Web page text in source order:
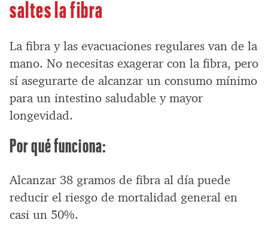
saltes la fibra
La fibra y las evacuaciones regulares van de la
mano. No necesitas exagerar con la fibra, pero
sí asegurarte de alcanzar un consumo mínimo
para un intestino saludable y mayor
longevidad.
Por qué funciona:
Alcanzar 38 gramos de fibra al día puede
reducir el riesgo de mortalidad general en
casi un 50%.